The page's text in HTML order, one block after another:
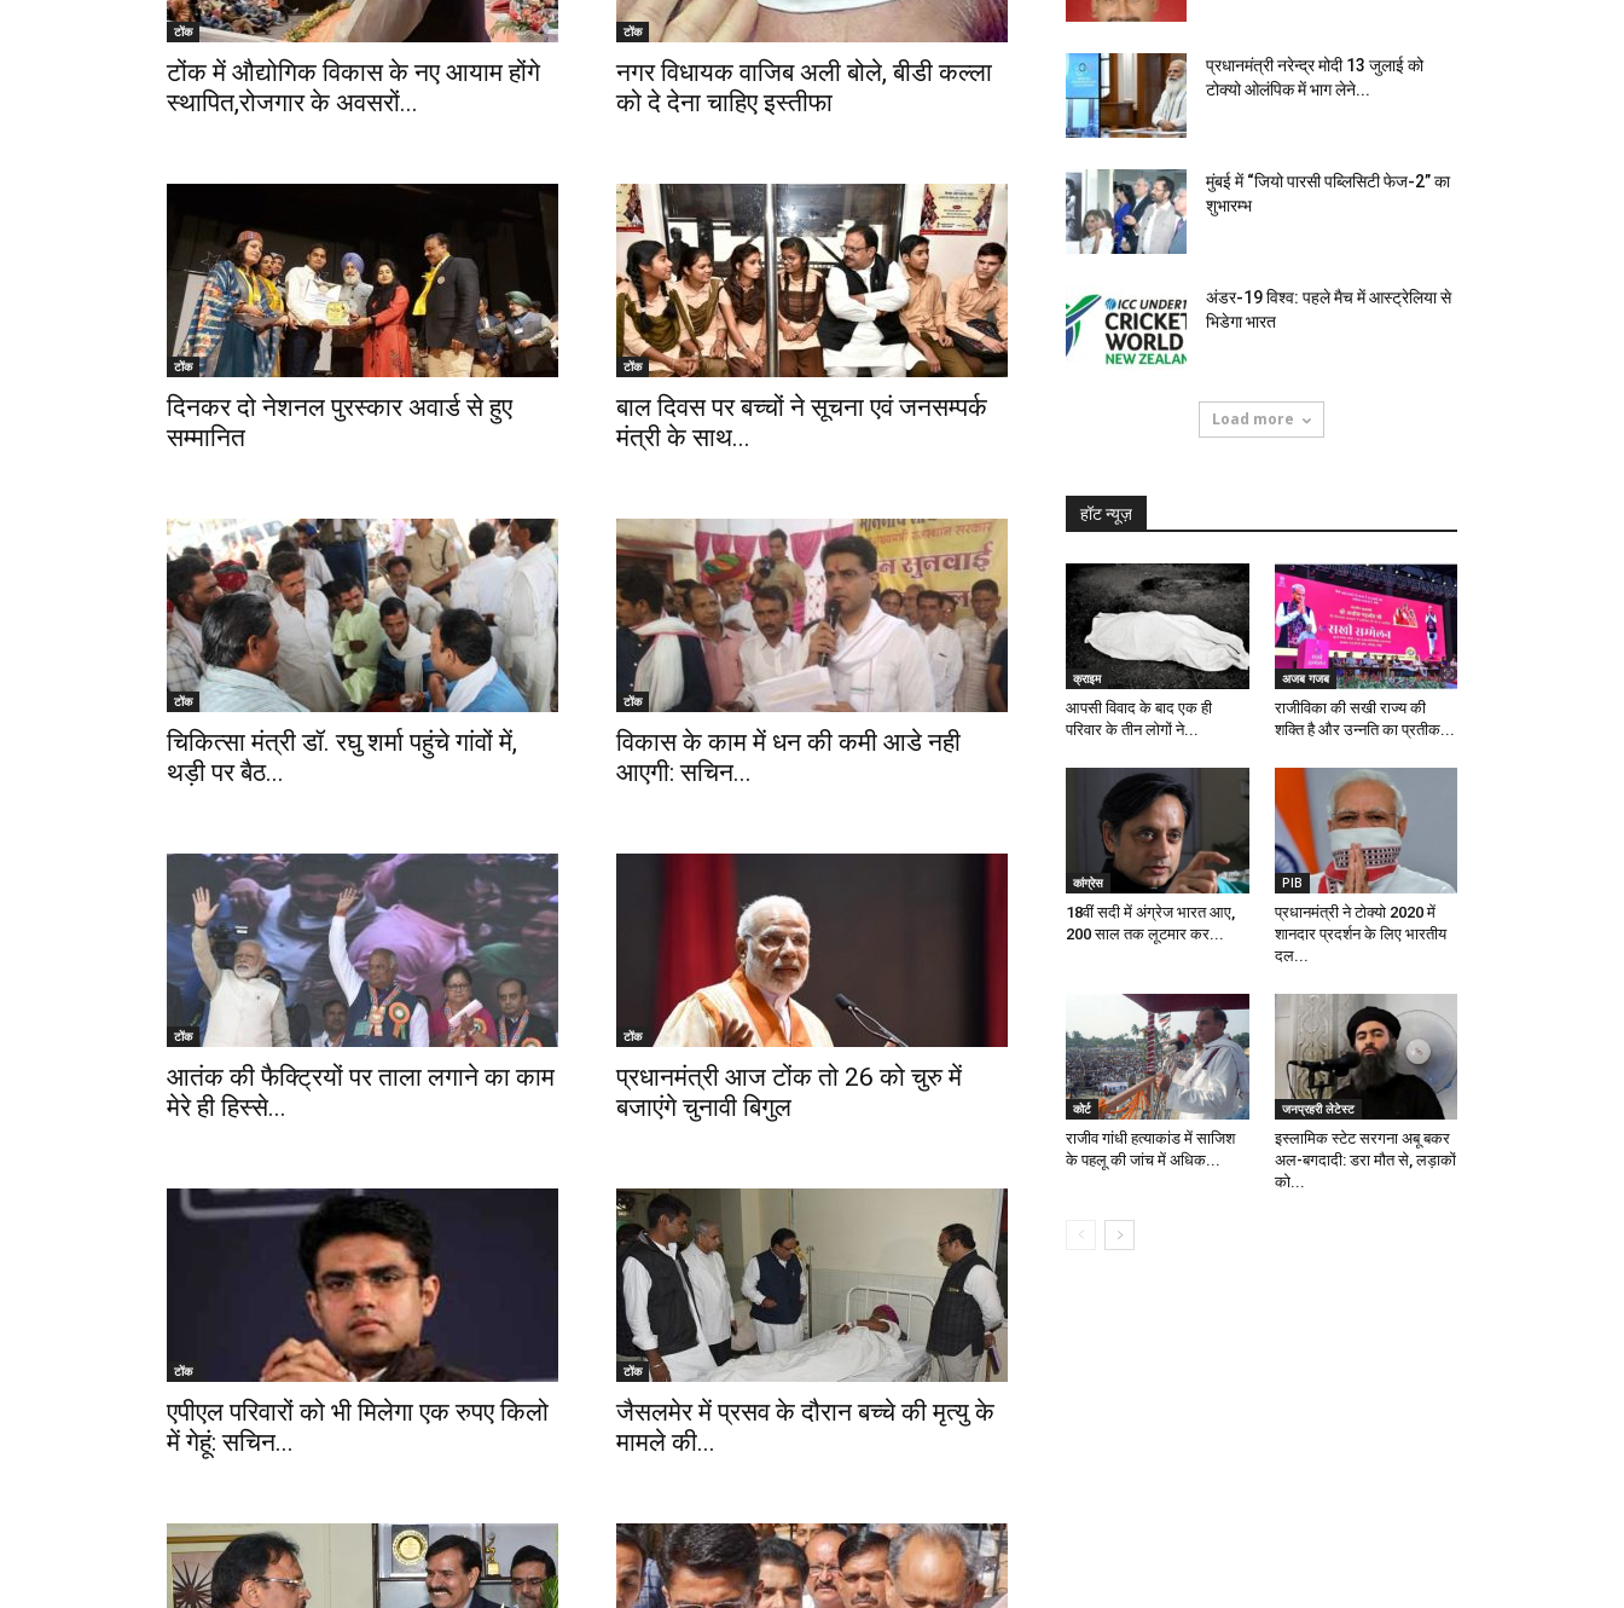
टोंक
टोंक में औद्योगिक विकास के नए आयाम होंगे
स्थापित,रोजगार के अवसरों...
टोंक
नगर विधायक वाजिब अली बोले, बीडी कल्ला
को दे देना चाहिए इस्तीफा
टोंक
दिनकर दो नेशनल पुरस्कार अवार्ड से हुए
सम्मानित
टोंक
बाल दिवस पर बच्चों ने सूचना एवं जनसम्पर्क
मंत्री के साथ...
टोंक
चिकित्सा मंत्री डॉ. रघु शर्मा पहुंचे गांवों में,
थड़ी पर बैठ...
टोंक
विकास के काम में धन की कमी आडे नही
आएगी: सचिन...
टोंक
आतंक की फैक्ट्रियों पर ताला लगाने का काम
मेरे ही हिस्से...
टोंक
प्रधानमंत्री आज टोंक तो 26 को चुरु में
बजाएंगे चुनावी बिगुल
टोंक
एपीएल परिवारों को भी मिलेगा एक रुपए किलो
में गेहूं: सचिन...
टोंक
जैसलमेर में प्रसव के दौरान बच्चे की मृत्यु के
मामले की...
प्रधानमंत्री नरेन्द्र मोदी 13 जुलाई को
टोक्यो ओलंपिक में भाग लेने...
मुंबई में “जियो पारसी पब्लिसिटी फेज-2” का
शुभारम्भ
अंडर-19 विश्व: पहले मैच में आस्ट्रेलिया से
भिडेगा भारत
Load more
हॉट न्यूज़
क्राइम
आपसी विवाद के बाद एक ही
परिवार के तीन लोगों ने...
अजब गजब
राजीविका की सखी राज्य की
शक्ति है और उन्नति का प्रतीक...
कांग्रेस
18वीं सदी में अंग्रेज भारत आए,
200 साल तक लूटमार कर...
PIB
प्रधानमंत्री ने टोक्यो 2020 में
शानदार प्रदर्शन के लिए भारतीय
दल...
कोर्ट
राजीव गांधी हत्याकांड में साजिश
के पहलू की जांच में अधिक...
जनप्रहरी लेटेस्ट
इस्लामिक स्टेट सरगना अबू बकर
अल-बगदादी: डरा मौत से, लड़ाकों
को...